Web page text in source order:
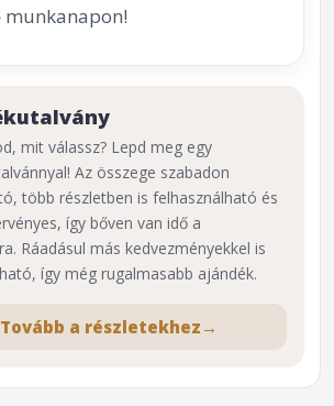
munkanapon!
mit válassz? Lepd meg egy
Az összege szabadon
több részletben is felhasználható és
így bőven van idő a
Ráadásul más kedvezményekkel is
így még rugalmasabb ajándék.
Tovább a részletekhez →